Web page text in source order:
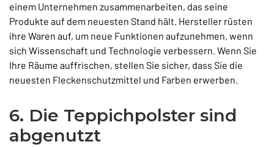
einem Unternehmen zusammenarbeiten, das seine
Produkte auf dem neuesten Stand hält. Hersteller rüsten
ihre Waren auf, um neue Funktionen aufzunehmen, wenn
sich Wissenschaft und Technologie verbessern. Wenn Sie
Ihre Räume auffrischen, stellen Sie sicher, dass Sie die
neuesten Fleckenschutzmittel und Farben erwerben.
6. Die Teppichpolster sind
abgenutzt